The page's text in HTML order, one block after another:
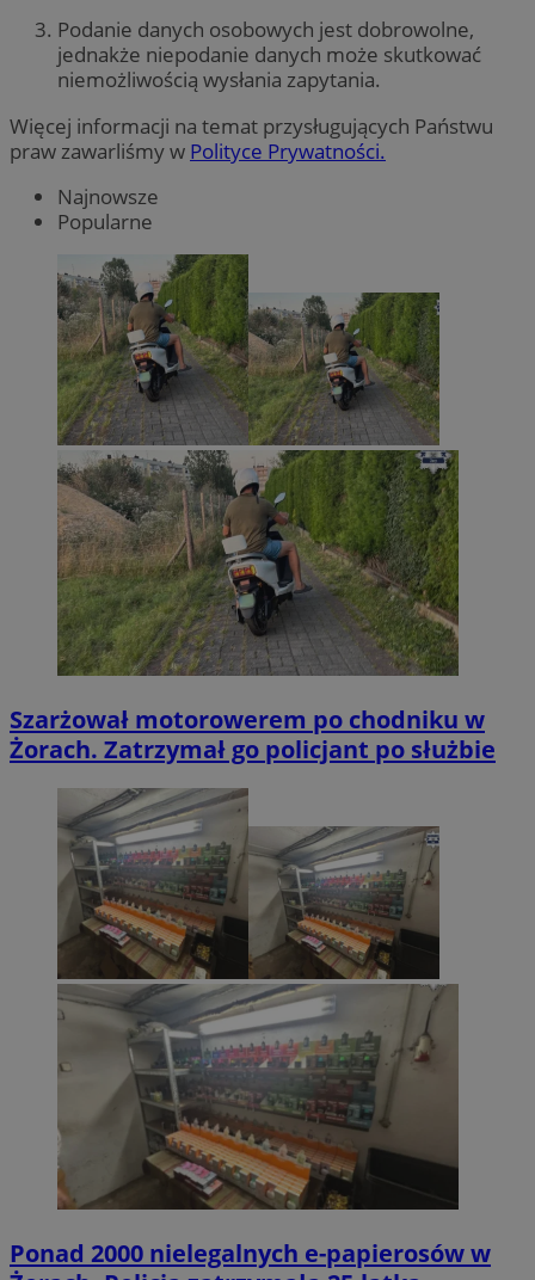
Podanie danych osobowych jest dobrowolne,
jednakże niepodanie danych może skutkować
niemożliwością wysłania zapytania.
Więcej informacji na temat przysługujących Państwu
praw zawarliśmy w Polityce Prywatności.
Najnowsze
Popularne
Szarżował motorowerem po chodniku w
Żorach. Zatrzymał go policjant po służbie
Ponad 2000 nielegalnych e-papierosów w